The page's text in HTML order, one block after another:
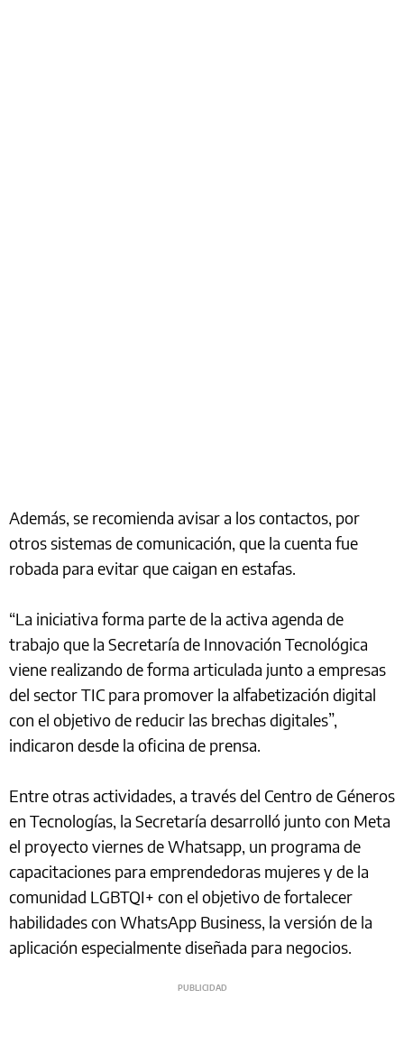
Además, se recomienda avisar a los contactos, por
otros sistemas de comunicación, que la cuenta fue
robada para evitar que caigan en estafas.
“La iniciativa forma parte de la activa agenda de
trabajo que la Secretaría de Innovación Tecnológica
viene realizando de forma articulada junto a empresas
del sector TIC para promover la alfabetización digital
con el objetivo de reducir las brechas digitales”,
indicaron desde la oficina de prensa.
Entre otras actividades, a través del Centro de Géneros
en Tecnologías, la Secretaría desarrolló junto con Meta
el proyecto viernes de Whatsapp, un programa de
capacitaciones para emprendedoras mujeres y de la
comunidad LGBTQI+ con el objetivo de fortalecer
habilidades con WhatsApp Business, la versión de la
aplicación especialmente diseñada para negocios.